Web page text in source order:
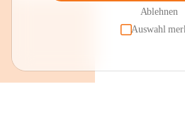
Ablehnen
Auswahl